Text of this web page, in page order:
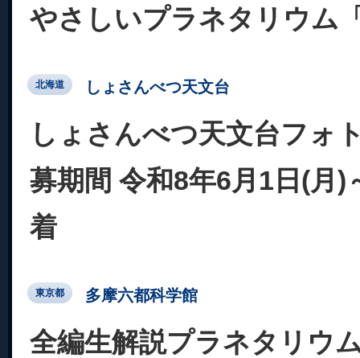
やさしいプラネタリウム
北海道 しょさんべつ天文台
しょさんべつ天文台フォ
募期間 令和8年6月1日(月)
着
東京都 多摩六都科学館
全編生解説プラネタリウ